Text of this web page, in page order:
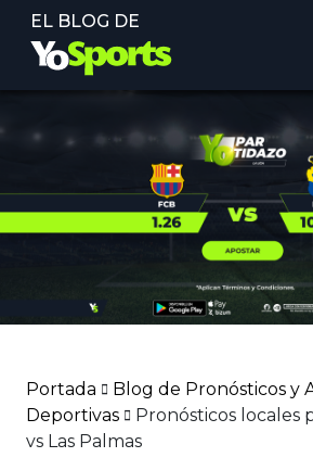
EL BLOG DE
Portada
Blog de Pronósticos y
Deportivas
Pronósticos locales
vs Las Palmas